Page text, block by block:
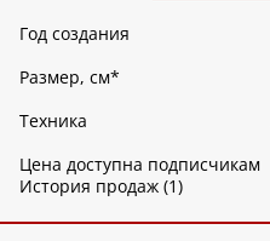
Год создания
Размер, см*
Техника
Цена доступна подписчикам
История продаж (1)